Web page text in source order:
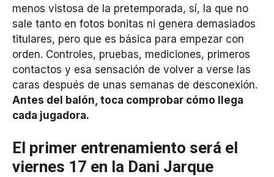
menos vistosa de la pretemporada, sí, la que no
sale tanto en fotos bonitas ni genera demasiados
titulares, pero que es básica para empezar con
orden. Controles, pruebas, mediciones, primeros
contactos y esa sensación de volver a verse las
caras después de unas semanas de desconexión.
Antes del balón, toca comprobar cómo llega
cada jugadora.
El primer entrenamiento será el
viernes 17 en la Dani Jarque